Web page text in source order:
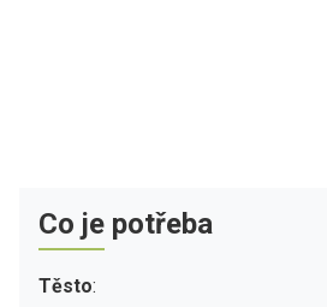
Co je potřeba
Těsto: